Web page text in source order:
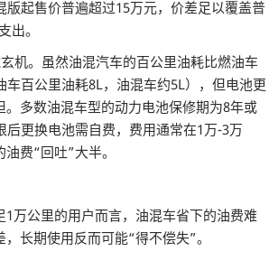
版起售价普遍超过15万元，价差足以覆盖普
出。
机。虽然油混汽车的百公里油耗比燃油车
车百公里油耗8L，油混车约5L），但电池更
。多数油混车型的动力电池保修期为8年或
后更换电池需自费，费用通常在1万-3万
费“回吐”大半。
1万公里的用户而言，油混车省下的油费难
长期使用反而可能“得不偿失”。